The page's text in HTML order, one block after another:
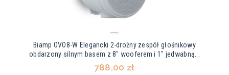
Biamp OVO8-W Elegancki 2-drożny zespół głośnikowy
obdarzony silnym basem z 8" wooferem i 1" jedwabną...
788,00 zł